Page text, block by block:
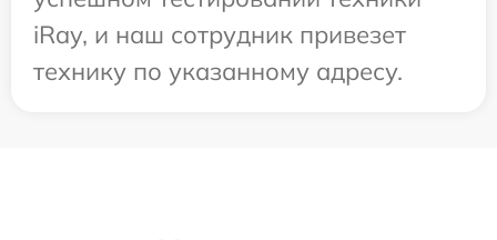
iRay, и наш сотрудник привезет
технику по указанному адресу.